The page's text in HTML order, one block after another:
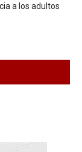
a los adultos